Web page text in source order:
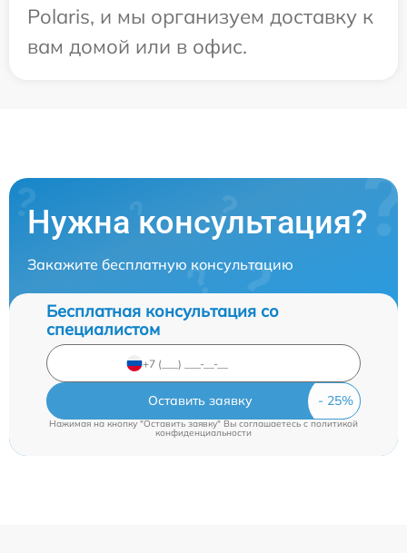
Polaris, и мы организуем доставку к
вам домой или в офис.
Нужна консультация?
Закажите бесплатную консультацию
Бесплатная консультация со
специалистом
Оставить заявку
Нажимая на кнопку "Оставить заявку" Вы соглашаетесь cполитикой
конфиденциальности